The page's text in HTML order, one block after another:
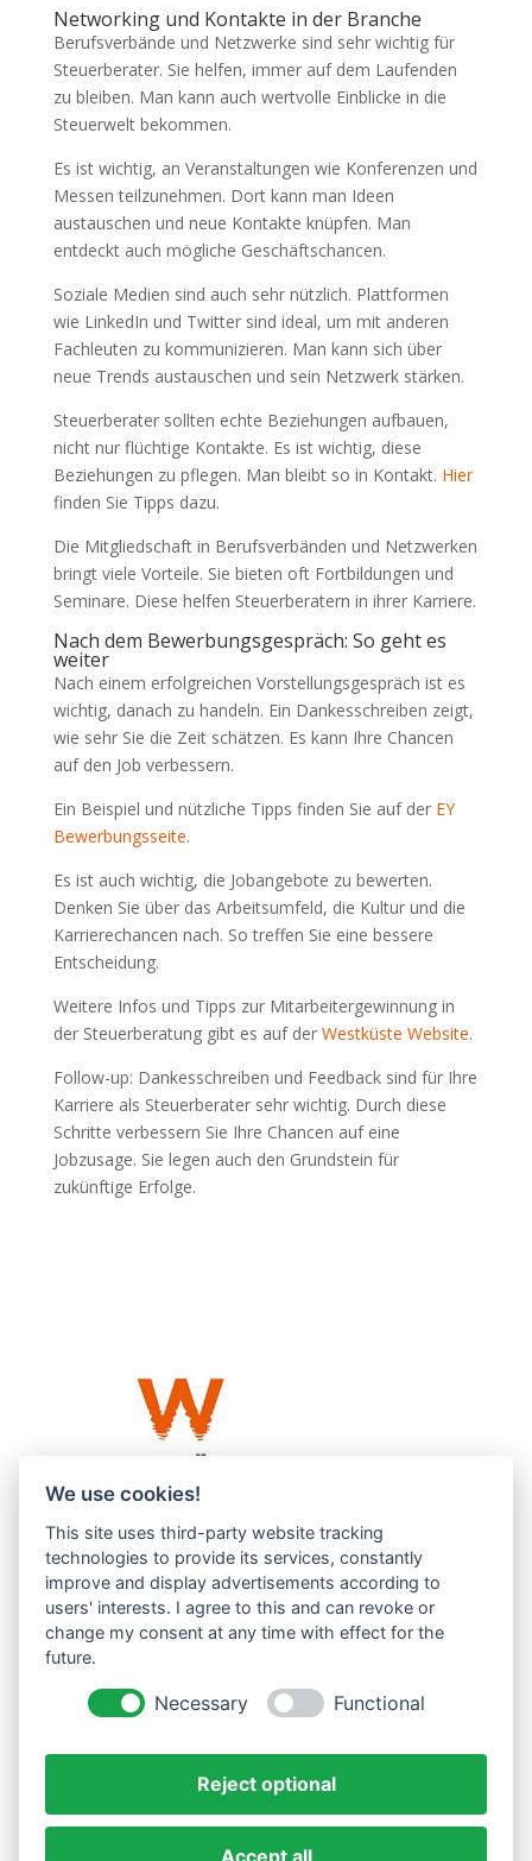
Networking und Kontakte in der Branche
Berufsverbände und Netzwerke sind sehr wichtig für
Steuerberater. Sie helfen, immer auf dem Laufenden
zu bleiben. Man kann auch wertvolle Einblicke in die
Steuerwelt bekommen.
Es ist wichtig, an Veranstaltungen wie Konferenzen und
Messen teilzunehmen. Dort kann man Ideen
austauschen und neue Kontakte knüpfen. Man
entdeckt auch mögliche Geschäftschancen.
Soziale Medien sind auch sehr nützlich. Plattformen
wie LinkedIn und Twitter sind ideal, um mit anderen
Fachleuten zu kommunizieren. Man kann sich über
neue Trends austauschen und sein Netzwerk stärken.
Steuerberater sollten echte Beziehungen aufbauen,
nicht nur flüchtige Kontakte. Es ist wichtig, diese
Beziehungen zu pflegen. Man bleibt so in Kontakt. Hier
finden Sie Tipps dazu.
Die Mitgliedschaft in Berufsverbänden und Netzwerken
bringt viele Vorteile. Sie bieten oft Fortbildungen und
Seminare. Diese helfen Steuerberatern in ihrer Karriere.
Nach dem Bewerbungsgespräch: So geht es
weiter
Nach einem erfolgreichen Vorstellungsgespräch ist es
wichtig, danach zu handeln. Ein Dankesschreiben zeigt,
wie sehr Sie die Zeit schätzen. Es kann Ihre Chancen
auf den Job verbessern.
Ein Beispiel und nützliche Tipps finden Sie auf der EY
Bewerbungsseite.
Es ist auch wichtig, die Jobangebote zu bewerten.
Denken Sie über das Arbeitsumfeld, die Kultur und die
Karrierechancen nach. So treffen Sie eine bessere
Entscheidung.
Weitere Infos und Tipps zur Mitarbeitergewinnung in
der Steuerberatung gibt es auf der Westküste Website.
Follow-up: Dankesschreiben und Feedback sind für Ihre
Karriere als Steuerberater sehr wichtig. Durch diese
Schritte verbessern Sie Ihre Chancen auf eine
Jobzusage. Sie legen auch den Grundstein für
zukünftige Erfolge.
Westküste UG (haftungsbeschränkt)
Menzlingen 14 B
51503 Rösrath
Datenschutzerklärung
We use cookies!
This site uses third-party website tracking
technologies to provide its services, constantly
improve and display advertisements according to
users' interests. I agree to this and can revoke or
change my consent at any time with effect for the
future.
Necessary Functional
Reject optional
Accept all